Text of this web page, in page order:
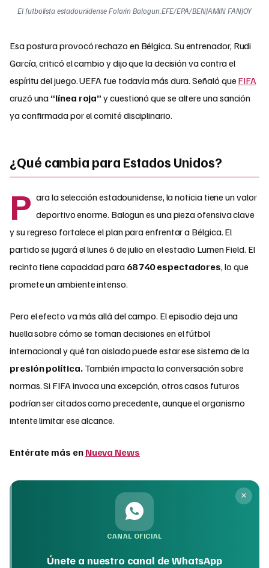
El futbolista estadounidense Folarin Balogun.EFE/EPA/BENJAMIN FANJOY
Esa postura provocó rechazo en Bélgica. Su entrenador, Rudi
García, criticó el cambio y dijo que la decisión va contra el
espíritu del juego. UEFA fue todavía más dura. Señaló que FIFA
cruzó una “línea roja” y cuestionó que se altere una sanción
ya confirmada por el comité disciplinario.
¿Qué cambia para Estados Unidos?
P ara la selección estadounidense, la noticia tiene un valor
deportivo enorme. Balogun es una pieza ofensiva clave
y su regreso fortalece el plan para enfrentar a Bélgica. El
partido se jugará el lunes 6 de julio en el estadio Lumen Field. El
recinto tiene capacidad para 68 740 espectadores, lo que
promete un ambiente intenso.
Pero el efecto va más allá del campo. El episodio deja una
huella sobre cómo se toman decisiones en el fútbol
internacional y qué tan aislado puede estar ese sistema de la
presión política.También impacta la conversación sobre
normas. Si FIFA invoca una excepción, otros casos futuros
podrían ser citados como precedente, aunque el organismo
intente limitar ese alcance.
Entérate más en Nueva News
CANAL OFICIAL
Únete a nuestro canal de WhatsApp